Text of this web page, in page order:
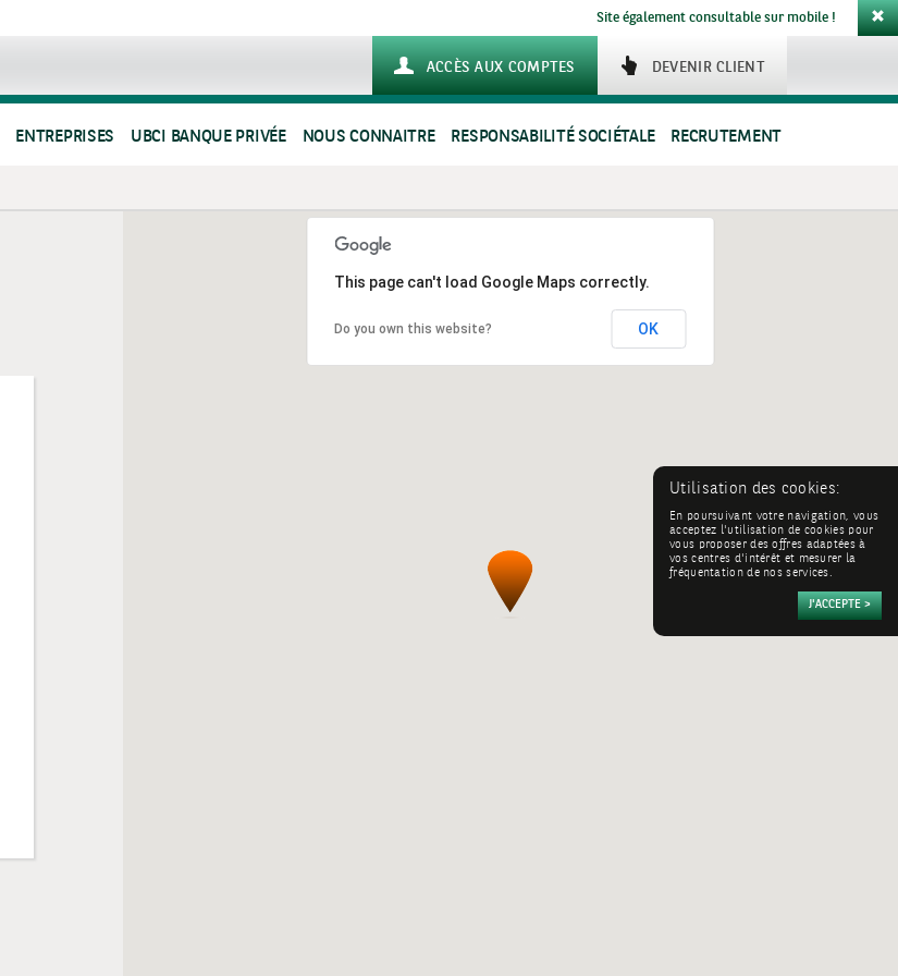
Site également consultable sur mobile !
DEVENIR CLIENT
ACCÈS AUX COMPTES
ENTREPRISES UBCI BANQUE PRIVÉE NOUS CONNAITRE RESPONSABILITÉ SOCIÉTALE RECRUTEMENT
This page can't load Google Maps correctly.
Do you own this website? OK
Utilisation des cookies:
En poursuivant votre navigation, vous
acceptez l'utilisation de cookies pour
vous proposer des offres adaptées à
vos centres d'intérêt et mesurer la
fréquentation de nos services.